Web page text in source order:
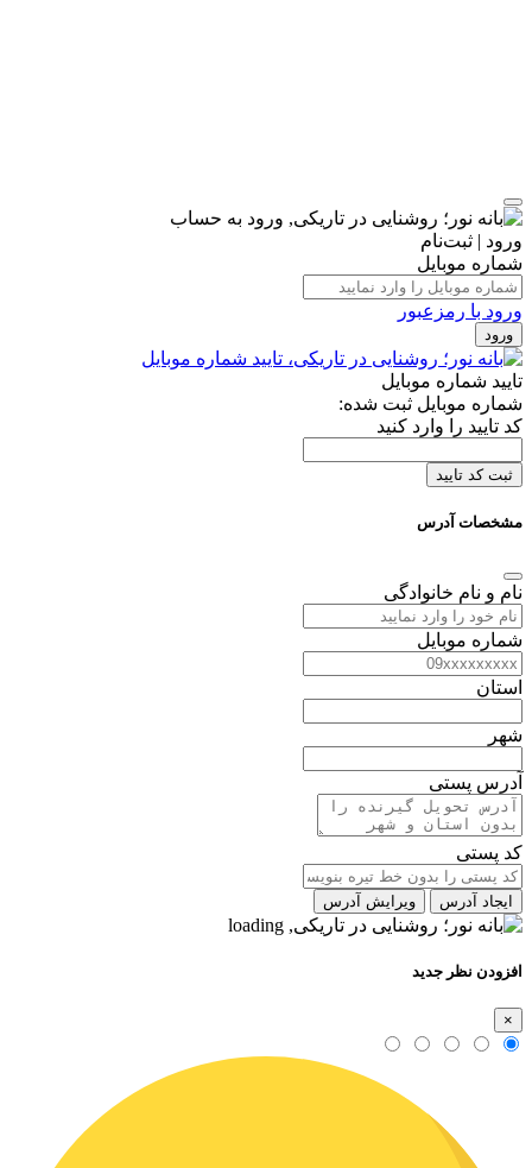
ورود | ثبت‌نام
شماره موبایل
ورود با رمزعبور
ورود
تایید شماره موبایل
شماره موبایل ثبت شده:
کد تایید را وارد کنید
ثبت کد تایید
مشخصات آدرس
نام و نام خانوادگی
شماره موبایل
استان
شهر
آدرس پستی
کد پستی
ایجاد آدرس ویرایش آدرس
افزودن نظر جدید
×